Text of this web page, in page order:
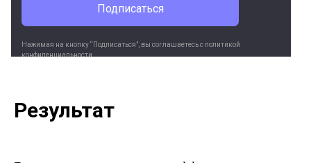
Нажимая на кнопку “Подписаться”, вы соглашаетесь c политикой
конфиденциальности.
Подписаться
Результат